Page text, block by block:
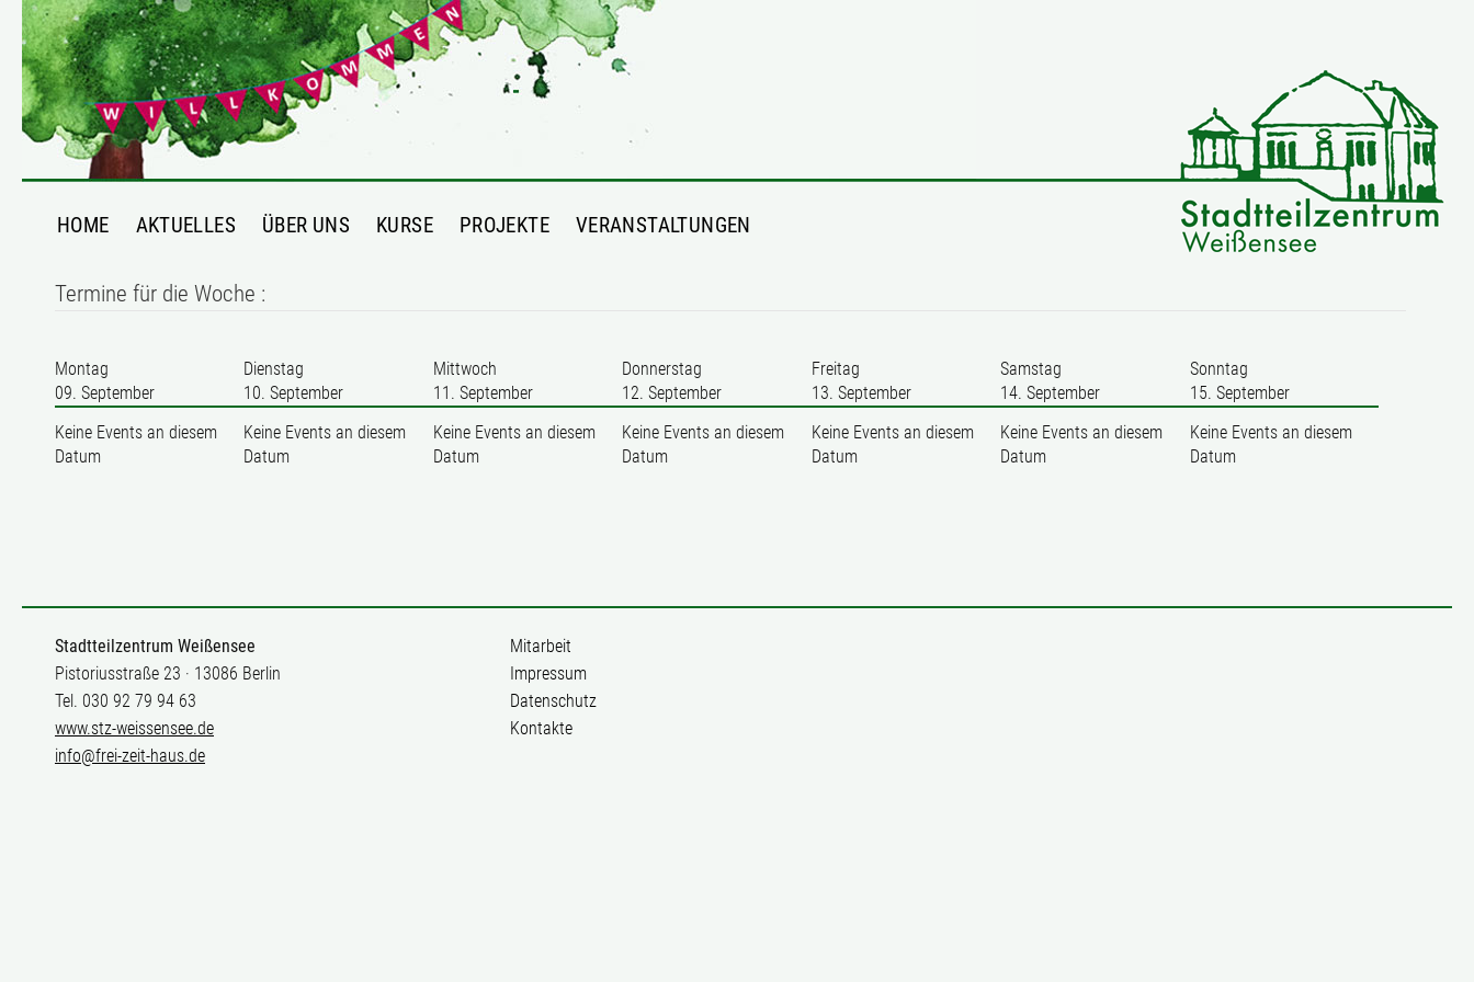
HOME AKTUELLES ÜBER UNS KURSE PROJEKTE VERANSTALTUNGEN
Termine für die Woche :
Montag
09. September
Keine Events an diesem
Datum
Dienstag
10. September
Keine Events an diesem
Datum
Mittwoch
11. September
Keine Events an diesem
Datum
Donnerstag
12. September
Keine Events an diesem
Datum
Freitag
13. September
Keine Events an diesem
Datum
Samstag
14. September
Keine Events an diesem
Datum
Sonntag
15. September
Keine Events an diesem
Datum
Stadtteilzentrum Weißensee
Pistoriusstraße 23 · 13086 Berlin
Tel. 030 92 79 94 63
www.stz-weissensee.de
info@frei-zeit-haus.de
Mitarbeit
Impressum
Datenschutz
Kontakte